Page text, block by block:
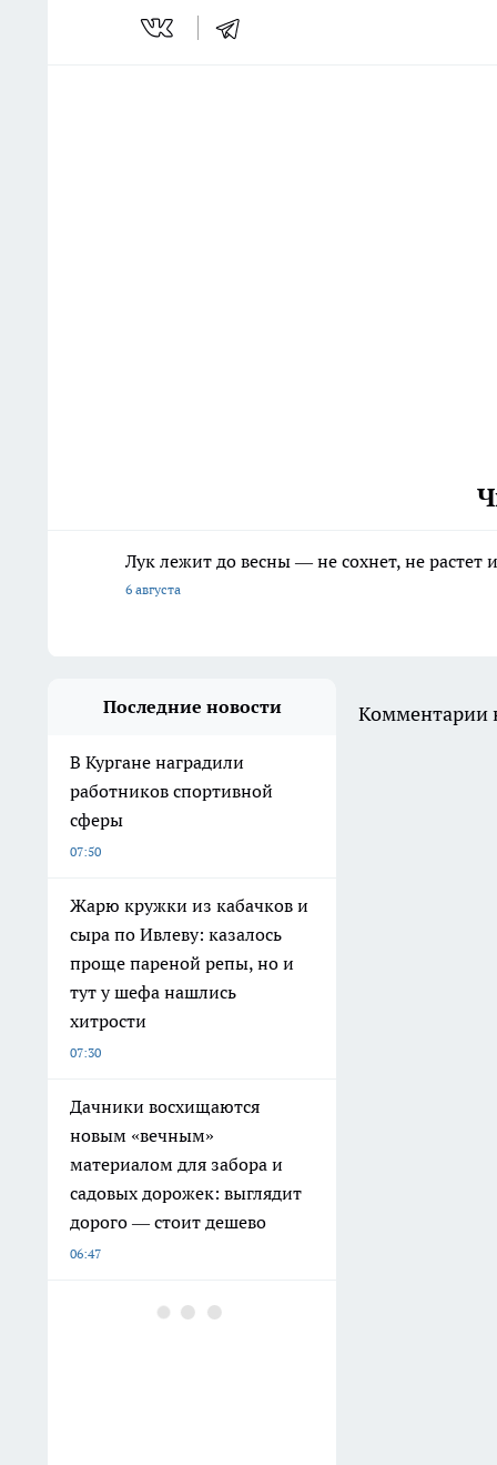
Лук лежит до весны — не сохнет, не
6 августа
Последние новости
В Кургане наградили
работников спортивной
сферы
07:50
Жарю кружки из кабачков и
сыра по Ивлеву: казалось
проще пареной репы, но и
тут у шефа нашлись
хитрости
07:30
Дачники восхищаются
новым «вечным»
материалом для забора и
садовых дорожек: выглядит
дорого — стоит дешево
06:47
Готовлю из всех кабачков —
Комментарии